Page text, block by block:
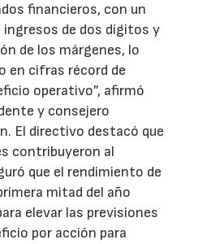
financieros, con un
de dos dígitos y
de los márgenes, lo
en cifras récord de
operativo”, afirmó
y consejero
El directivo destacó que
contribuyeron al
que el rendimiento de
mitad del año
elevar las previsiones
por acción para